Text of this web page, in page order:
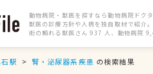
動物病院・獣医を探すなら動物病院ドク
獣医の診療方針や人柄を独自取材で紹介
街の頼れる獣医さん 937 人、動物病院
駅 腎・泌尿器系疾患 の検索結果